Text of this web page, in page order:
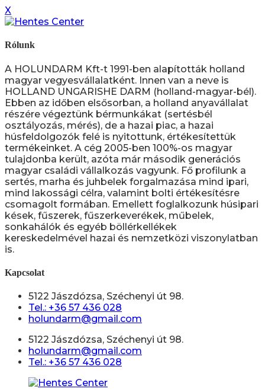
X
Rólunk
A HOLUNDARM Kft-t 1991-ben alapították holland
magyar vegyesvállalatként. Innen van a neve is
HOLLAND UNGARISHE DARM (holland-magyar-bél).
Ebben az időben elsősorban, a holland anyavállalat
részére végeztünk bérmunkákat (sertésbél
osztályozás, mérés), de a hazai piac, a hazai
húsfeldolgozók felé is nyitottunk, értékesítettük
termékeinket. A cég 2005-ben 100%-os magyar
tulajdonba került, azóta már második generációs
magyar családi vállalkozás vagyunk. Fő profilunk a
sertés, marha és juhbelek forgalmazása mind ipari,
mind lakossági célra, valamint bolti értékesítésre
csomagolt formában. Emellett foglalkozunk húsipari
kések, fűszerek, fűszerkeverékek, műbelek,
sonkahálók és egyéb böllérkellékek
kereskedelmével hazai és nemzetközi viszonylatban
is.
Kapcsolat
5122 Jászdózsa, Széchenyi út 98.
Tel.: +36 57 436 028
holundarm@gmail.com
5122 Jászdózsa, Széchenyi út 98.
holundarm@gmail.com
Tel.: +36 57 436 028